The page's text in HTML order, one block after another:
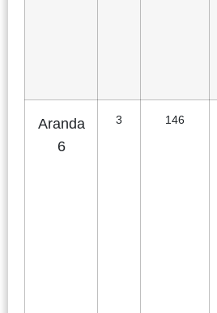
Aranda
6
3 146